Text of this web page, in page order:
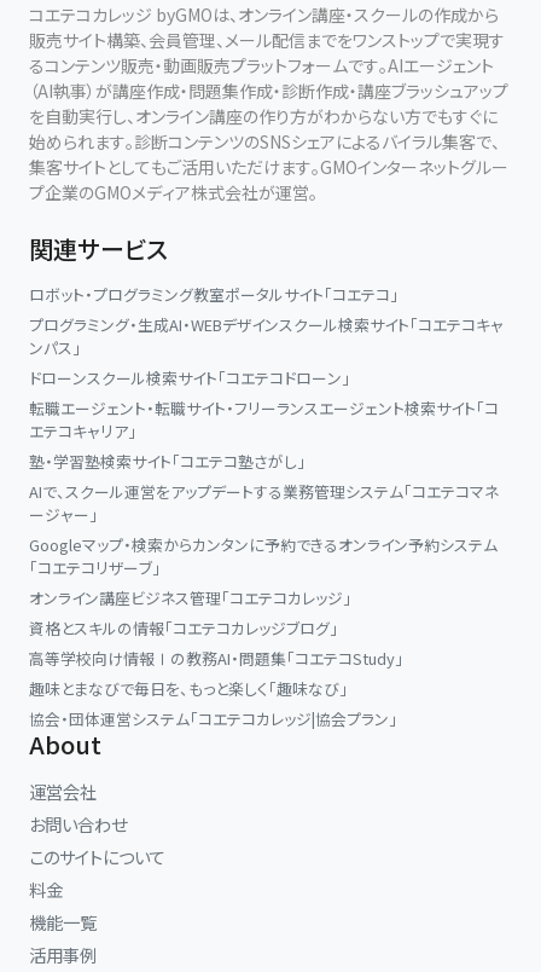
コエテコカレッジ byGMOは、オンライン講座・スクールの作成から
販売サイト構築、会員管理、メール配信までをワンストップで実現す
るコンテンツ販売・動画販売プラットフォームです。AIエージェント
（AI執事）が講座作成・問題集作成・診断作成・講座ブラッシュアップ
を自動実行し、オンライン講座の作り方がわからない方でもすぐに
始められます。診断コンテンツのSNSシェアによるバイラル集客で、
集客サイトとしてもご活用いただけます。GMOインターネットグルー
プ企業のGMOメディア株式会社が運営。
関連サービス
ロボット・プログラミング教室ポータルサイト「コエテコ」
プログラミング・生成AI・WEBデザインスクール検索サイト「コエテコキャ
ンパス」
ドローンスクール検索サイト「コエテコドローン」
転職エージェント・転職サイト・フリーランスエージェント検索サイト「コ
エテコキャリア」
塾・学習塾検索サイト「コエテコ塾さがし」
AIで、スクール運営をアップデートする業務管理システム「コエテコマネ
ージャー」
Googleマップ・検索からカンタンに予約できるオンライン予約システム
「コエテコリザーブ」
オンライン講座ビジネス管理「コエテコカレッジ」
資格とスキルの情報「コエテコカレッジブログ」
高等学校向け情報Ⅰの教務AI・問題集「コエテコStudy」
趣味とまなびで毎日を、もっと楽しく「趣味なび」
協会・団体運営システム「コエテコカレッジ|協会プラン」
About
運営会社
お問い合わせ
このサイトについて
料金
機能一覧
活用事例